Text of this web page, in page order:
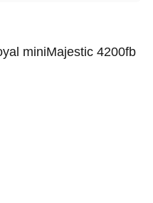
miniMajestic 4200fb